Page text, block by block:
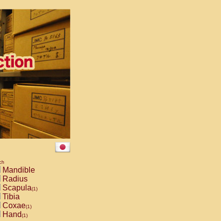
Mandible
Radius
Scapula(1)
Tibia
Coxae(1)
Hand(1)